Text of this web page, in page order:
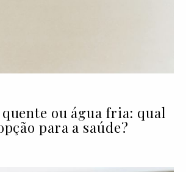
ou água fria: qual
para a saúde?